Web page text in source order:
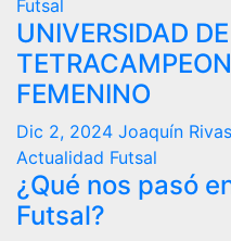
Futsal
UNIVERSIDAD
FEMENINO
Dic 2, 2024 Joaquín Rivas
Actualidad Futsal
¿Qué nos pasó
Futsal?